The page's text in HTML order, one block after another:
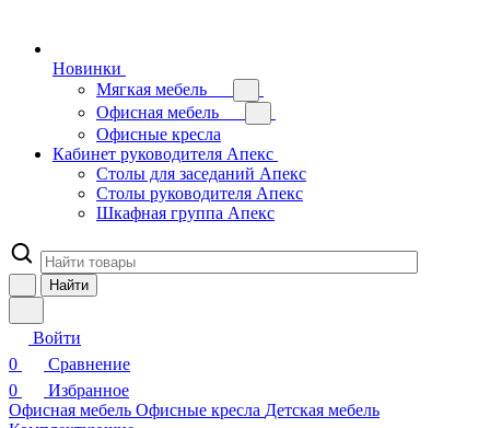
Новинки
Мягкая мебель
Офисная мебель
Офисные кресла
Кабинет руководителя Апекс
Столы для заседаний Апекс
Столы руководителя Апекс
Шкафная группа Апекс
Найти
Войти
0
Сравнение
0
Избранное
Офисная мебель Офисные кресла Детская мебель